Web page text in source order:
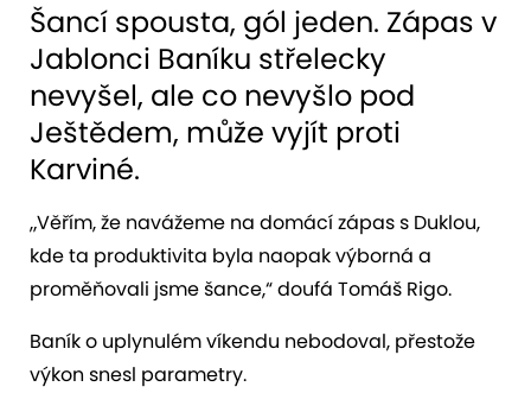
Šancí spousta, gól jeden. Zápas v
Jablonci Baníku střelecky
nevyšel, ale co nevyšlo pod
Ještědem, může vyjít proti
Karviné.
„Věřím, že navážeme na domácí zápas s Duklou,
kde ta produktivita byla naopak výborná a
proměňovali jsme šance,“ doufá Tomáš Rigo.
Baník o uplynulém víkendu nebodoval, přestože
výkon snesl parametry.